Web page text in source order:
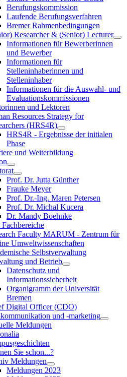
Berufungskommission
Laufende Berufungsverfahren
Bremer Rahmenbedingungen
Researcher & (Senior) Lecturer
Informationen für Bewerberinnen
und Bewerber
Informationen für
Stelleninhaberinnen und
Stelleninhaber
Informationen für die Auswahl- und
Evaluationskommissionen
und Lektoren
Resources Strategy for
(HRS4R)
HRS4R - Ergebnisse der initialen
Phase
und Weiterbildung
Prof. Dr. Jutta Günther
Frauke Meyer
Prof. Dr.-Ing. Maren Petersen
Prof. Dr. Michal Kucera
Dr. Mandy Boehnke
Faculty MARUM - Zentrum für
Umweltwissenschaften
Selbstverwaltung
und Betrieb
Datenschutz und
Informationssicherheit
Organigramm der Universität
Bremen
Digital Officer (CDO)
und -marketing
Meldungen
Sie schon...?
Meldungen
Meldungen 2023